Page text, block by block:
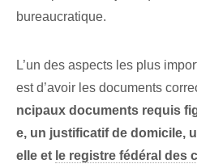
bureaucratique.
L’un des aspects les plus
est d’avoir les documents
ncipaux documents requis
e, un justificatif de domicile,
elle et le registre fédéral des